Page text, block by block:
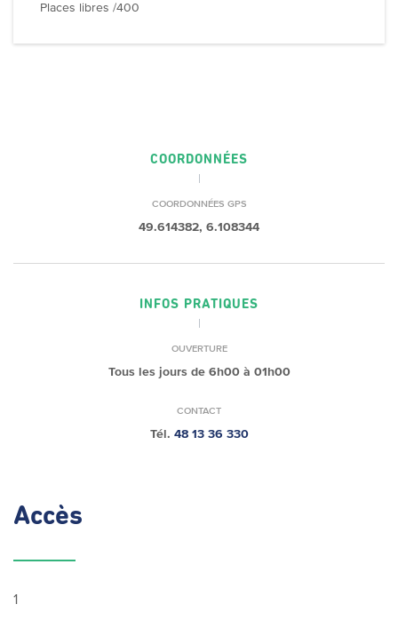
Places libres /400
COORDONNÉES
COORDONNÉES GPS
49.614382, 6.108344
INFOS PRATIQUES
OUVERTURE
Tous les jours de 6h00 à 01h00
CONTACT
Tél. 48 13 36 330
Accès
1